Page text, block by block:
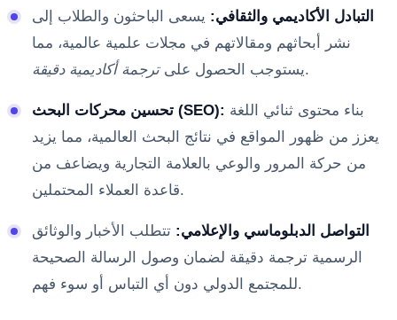
التبادل الأكاديمي والثقافي: يسعى الباحثون والطلاب إلى
نشر أبحاثهم ومقالاتهم في مجلات علمية عالمية، مما
يستوجب الحصول علىترجمة أكاديمية دقيقة .
تحسين محركات البحث (SEO):
يعزز من ظهور المواقع في نتائج البحث العالمية، مما يزيد
من حركة المرور والوعي بالعلامة التجارية ويضاعف من
قاعدة العملاء المحتملين.
التواصل الدبلوماسي والإعلامي: تتطلب الأخبار والوثائق
الرسمية ترجمة دقيقة لضمان وصول الرسالة الصحيحة
للمجتمع الدولي دون أي التباس أو سوء فهم.